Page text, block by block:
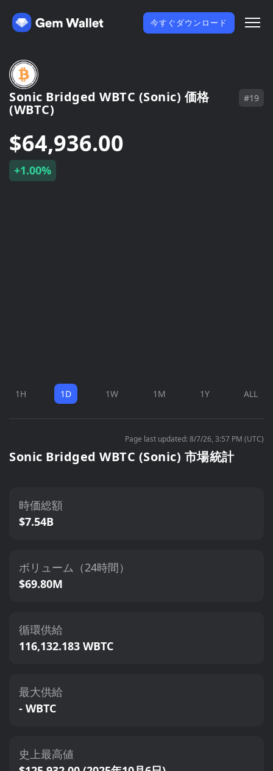
今すぐダウンロード
Sonic Bridged WBTC (Sonic) 価格
(WBTC)
#19
$64,936.00
+1.00%
1H 1D 1W 1M 1Y ALL
Page last updated: 8/7/26, 3:57 PM (UTC)
Sonic Bridged WBTC (Sonic) 市場統計
時価総額
$7.54B
ボリューム（24時間）
$69.80M
循環供給
116,132.183 WBTC
最大供給
- WBTC
史上最高値